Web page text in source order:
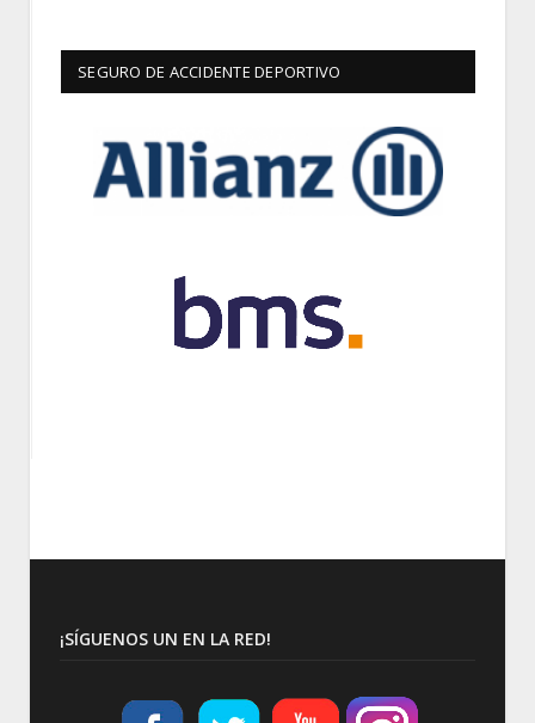
SEGURO DE ACCIDENTE DEPORTIVO
¡SÍGUENOS UN EN LA RED!